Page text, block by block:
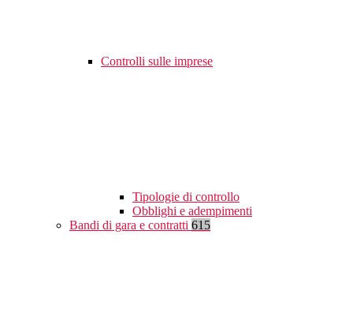
Controlli sulle imprese
Tipologie di controllo
Obblighi e adempimenti
Bandi di gara e contratti 615